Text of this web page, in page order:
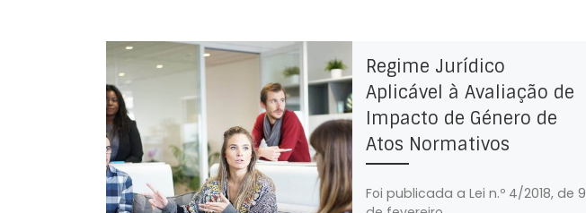
Regime Jurídico
Aplicável à Avaliação de
Impacto de Género de
Atos Normativos
Foi publicada a Lei n.º 4/2018, de 9